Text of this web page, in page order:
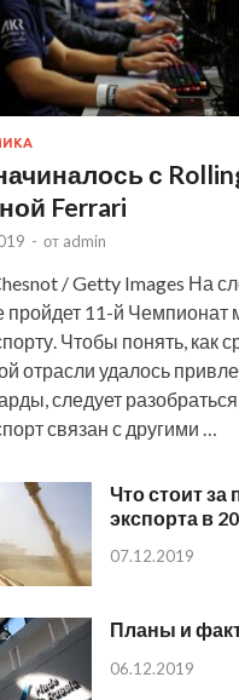
с
Ferrari
- от admin
/ Getty Images На
пройдет 11-й Чемпионат
Чтобы понять, как
отрасли удалось
следует
связан с другими …
Что стоит за
экспорта в
07.12.2019
Планы и
06.12.2019